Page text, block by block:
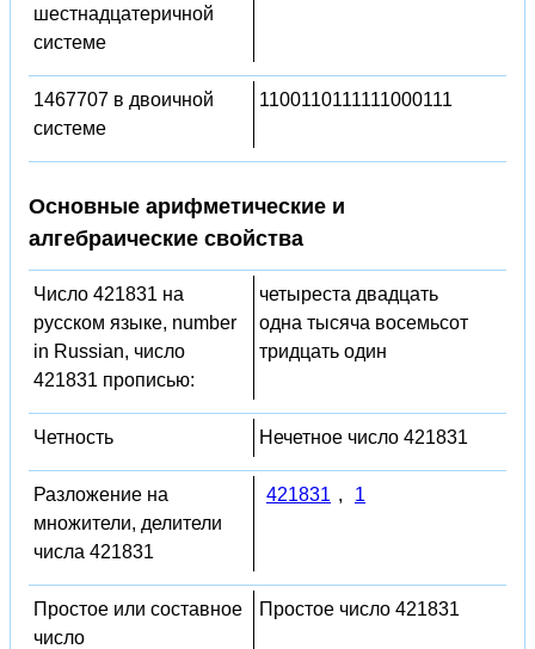
шестнадцатеричной
системе
1467707 в двоичной
системе
1100110111111000111
Основные арифметические и
алгебраические свойства
Число 421831 на
русском языке, number
in Russian, число
421831 прописью:
четыреста двадцать
одна тысяча восемьсот
тридцать один
Четность Нечетное число 421831
Разложение на
множители, делители
числа 421831
421831 , 1
Простое или составное
число
Простое число 421831